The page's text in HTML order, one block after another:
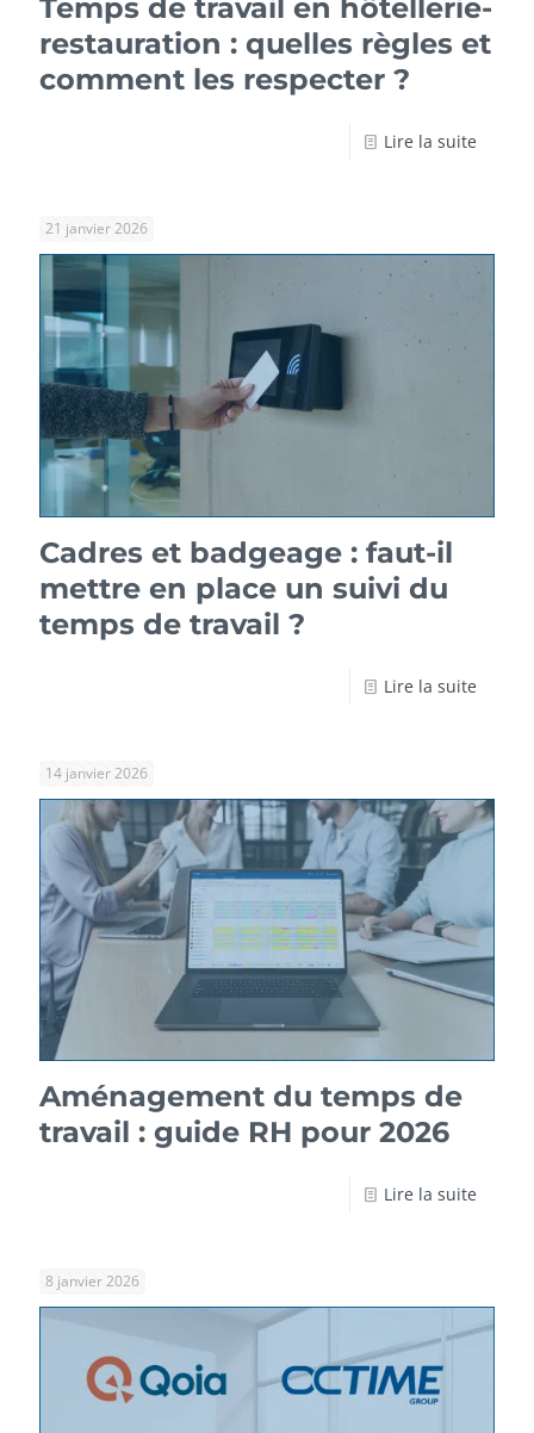
Temps de travail en hôtellerie-
restauration : quelles règles et
comment les respecter ?
Lire la suite
21 janvier 2026
Cadres et badgeage : faut-il
mettre en place un suivi du
temps de travail ?
Lire la suite
14 janvier 2026
Aménagement du temps de
travail : guide RH pour 2026
Lire la suite
8 janvier 2026